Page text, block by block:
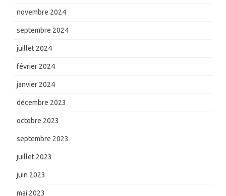
novembre 2024
septembre 2024
juillet 2024
février 2024
janvier 2024
décembre 2023
octobre 2023
septembre 2023
juillet 2023
juin 2023
mai 2023